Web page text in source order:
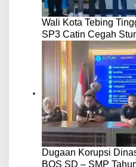
Wali Kota Tebing
SP3 Catin Cegah
Dugaan Korupsi
BOS SD – SMP